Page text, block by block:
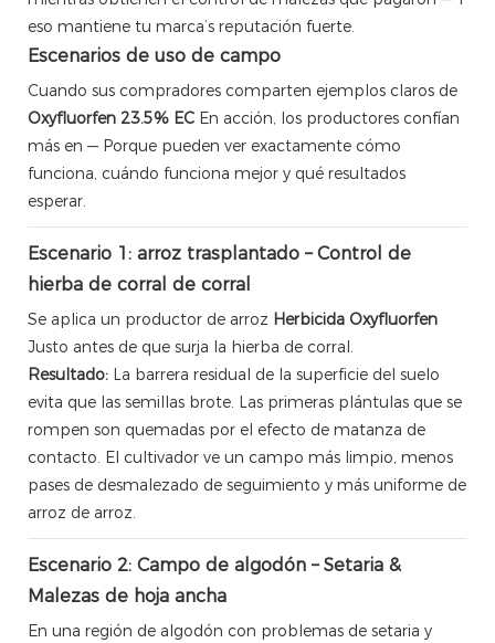
eso mantiene tu marca’s reputación fuerte.
Escenarios de uso de campo
Cuando sus compradores comparten ejemplos claros de
Oxyfluorfen 23.5% EC En acción, los productores confían
más en — Porque pueden ver exactamente cómo
funciona, cuándo funciona mejor y qué resultados
esperar.
Escenario 1: arroz trasplantado – Control de
hierba de corral de corral
Se aplica un productor de arroz Herbicida Oxyfluorfen
Justo antes de que surja la hierba de corral.
Resultado: La barrera residual de la superficie del suelo
evita que las semillas brote. Las primeras plántulas que se
rompen son quemadas por el efecto de matanza de
contacto. El cultivador ve un campo más limpio, menos
pases de desmalezado de seguimiento y más uniforme de
arroz de arroz.
Escenario 2: Campo de algodón – Setaria &
Malezas de hoja ancha
En una región de algodón con problemas de setaria y